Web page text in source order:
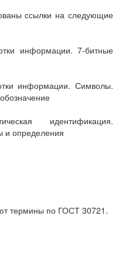
ссылки на следующие
информации. 7-битные
информации. Символы.
идентификация.
и определения
термины по ГОСТ 30721.